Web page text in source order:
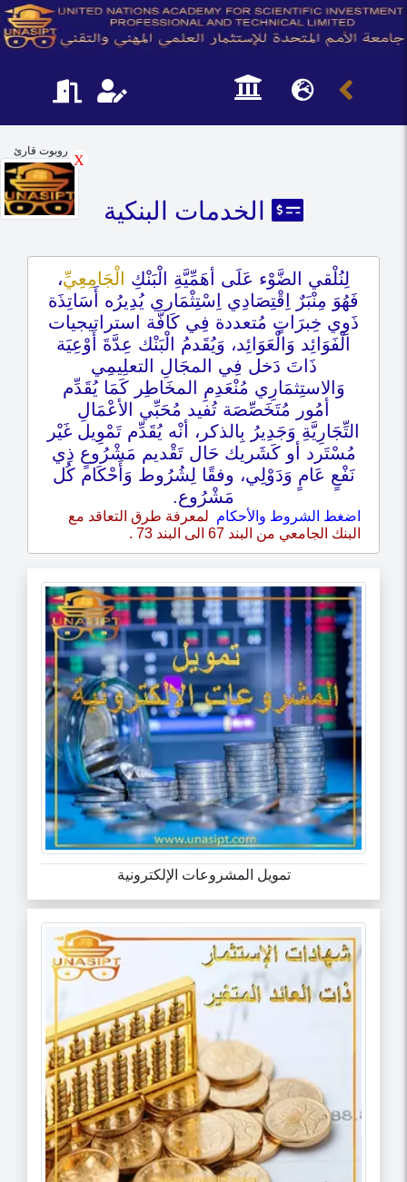
روبوت قارئ
X
الخدمات البنكية
لِنُلْقي الضَّوْء عَلَى أهَمِّيَّةِ الْبَنْكِ الْجَامِعِيِّ،
فَهُوَ مِنْبَرٌ اِقْتِصَادِي اِسْتِثْمَاري يُدِيرُه أَسَاتِذَة
ذَوِي خِبرَاتٍ مُتعددة فِي كَافَّة استراتيجيات
الْفَوَائِد وَالْعَوَائِد، وَيُقَدمُ الْبَنْك عِدَّةَ أَوْعِيَة
ذَاتَ دَخل فِي المجَالِ التعلِيمِي
وَالاستِثمَارِي مُنْعَدِمِ المخَاطِر كَمَا يُقَدِّم
أمُور مُتَخَصِّصَة تُفيد مُحَبِّي الأعْمَالِ
التِّجَارِيَّةِ وَجَدِيرُ بِالذكر، أنْه يُقَدِّم تَمْوِيل غَيْر
مُسْتَرد أو كَشَريك حَال تَقْديم مَشْرُوعٍ ذِي
نَفْعٍ عَامٍ وَدَوْلِي، وفقًا لِشُرُوط وَأَحْكَام كُل
مَشْرُوع.
اضغط الشروط والأحكام لمعرفة طرق التعاقد مع
البنك الجامعي من البند 67 الى البند 73 .
تمويل المشروعات الإلكترونية